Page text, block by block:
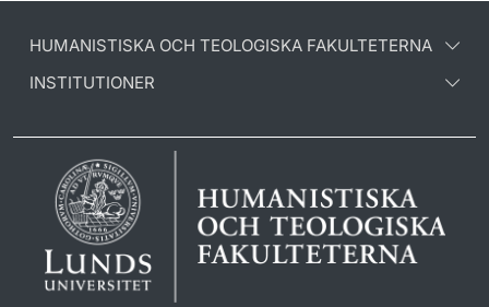
HUMANISTISKA OCH TEOLOGISKA FAKULTETERNA
INSTITUTIONER